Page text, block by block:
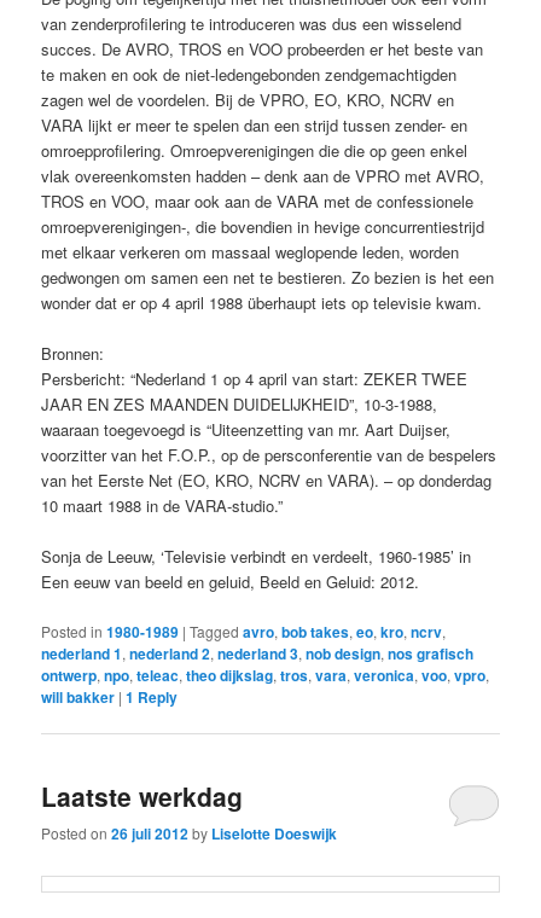
van zenderprofilering te introduceren was dus een wisselend
succes. De AVRO, TROS en VOO probeerden er het beste van
te maken en ook de niet-ledengebonden zendgemachtigden
zagen wel de voordelen. Bij de VPRO, EO, KRO, NCRV en
VARA lijkt er meer te spelen dan een strijd tussen zender- en
omroepprofilering. Omroepverenigingen die die op geen enkel
vlak overeenkomsten hadden – denk aan de VPRO met AVRO,
TROS en VOO, maar ook aan de VARA met de confessionele
omroepverenigingen-, die bovendien in hevige concurrentiestrijd
met elkaar verkeren om massaal weglopende leden, worden
gedwongen om samen een net te bestieren. Zo bezien is het een
wonder dat er op 4 april 1988 überhaupt iets op televisie kwam.
Bronnen:
Persbericht: “Nederland 1 op 4 april van start: ZEKER TWEE
JAAR EN ZES MAANDEN DUIDELIJKHEID”, 10-3-1988,
waaraan toegevoegd is “Uiteenzetting van mr. Aart Duijser,
voorzitter van het F.O.P., op de persconferentie van de bespelers
van het Eerste Net (EO, KRO, NCRV en VARA). – op donderdag
10 maart 1988 in de VARA-studio.”
Sonja de Leeuw, ‘Televisie verbindt en verdeelt, 1960-1985’ in
Een eeuw van beeld en geluid, Beeld en Geluid: 2012.
Posted in 1980-1989 |Tagged avro,bob takes,eo,kro,ncrv,
nederland 1,nederland 2,nederland 3,nob design,nos grafisch
ontwerp,npo,teleac,theo dijkslag,tros,vara,veronica,voo,vpro,
will bakker |1 Reply
Laatste werkdag
Posted on26 juli 2012by Liselotte Doeswijk